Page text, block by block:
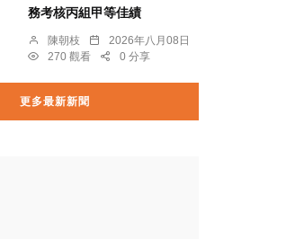
務考核丙組甲等佳績
陳朝枝
2026年八月08日
270 觀看
0 分享
更多最新新聞